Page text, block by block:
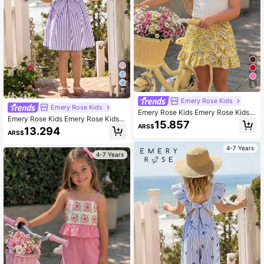
8
Emery Rose Kids
Emery Rose Kids Emery Rose Kids V
estido casual de vacaciones con es
tampado de rayas y tirantes con laz
ARS$13.294
4-7 Years
5
Emery Rose Kids
Emery Rose Kids Emery Rose Kids
Conjunto de camiseta sin mangas d
e unicolor con calado y minifalda c
queño para niña en vacaciones de
verano
ARS$15.857
4-7 Years